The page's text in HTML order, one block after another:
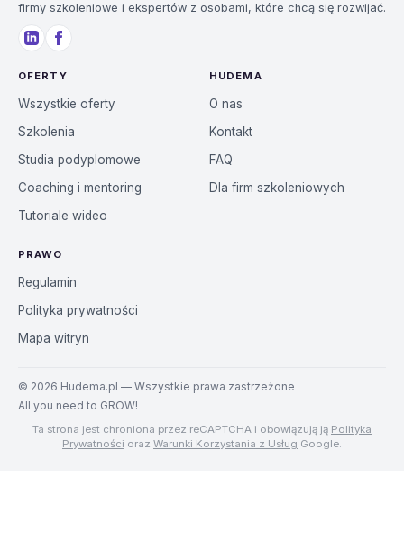
firmy szkoleniowe i ekspertów z osobami, które chcą się rozwijać.
OFERTY
Wszystkie oferty
Szkolenia
Studia podyplomowe
Coaching i mentoring
Tutoriale wideo
HUDEMA
O nas
Kontakt
FAQ
Dla firm szkoleniowych
PRAWO
Regulamin
Polityka prywatności
Mapa witryn
© 2026 Hudema.pl — Wszystkie prawa zastrzeżone
All you need to GROW!
Ta strona jest chroniona przez reCAPTCHA i obowiązują ją Polityka
Prywatności oraz Warunki Korzystania z Usług Google.